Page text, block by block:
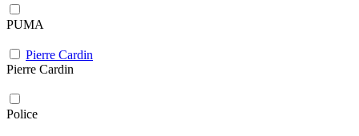
PUMA
Pierre Cardin
Pierre Cardin
Police